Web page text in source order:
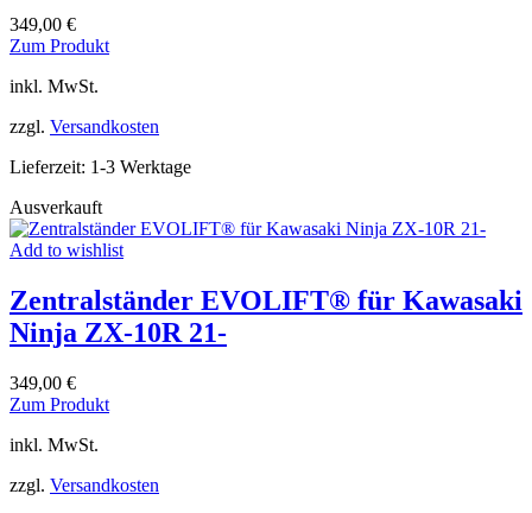
349,00 €
Zum ProduktDieses
Varianten
Die
auf
der
gewählt
werden
inkl. MwSt.
zzgl. Versandkosten
Lieferzeit: 1-3 Werktage
Ausverkauft
Add to wishlist
Zentralständer EVOLIFT® für Kawasaki
Ninja ZX-10R 21-
349,00 €
Zum ProduktDieses
Varianten
inkl. MwSt.
zzgl. Versandkosten